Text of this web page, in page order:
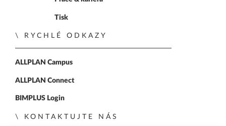
Tisk
RYCHLÉ ODKAZY
ALLPLAN Campus
ALLPLAN Connect
BIMPLUS Login
KONTAKTUJTE NÁS